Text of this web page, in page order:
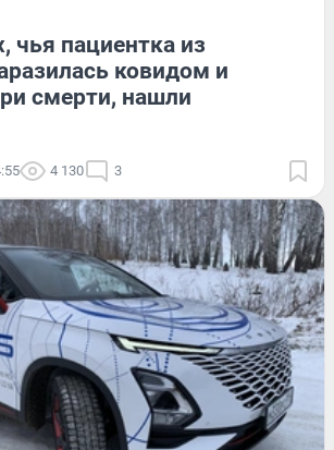
чья пациентка из
ковидом и
смерти, нашли
4 130 3